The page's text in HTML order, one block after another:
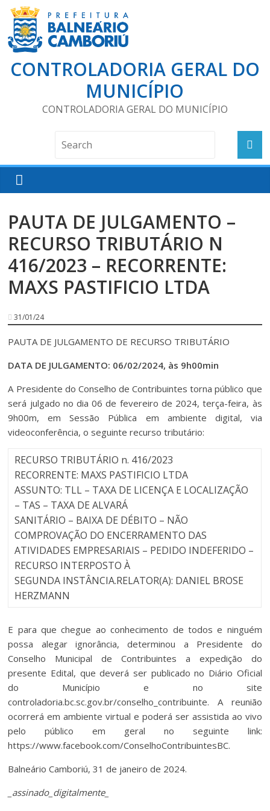
CONTROLADORIA GERAL DO
MUNICÍPIO
CONTROLADORIA GERAL DO MUNICÍPIO
PAUTA DE JULGAMENTO –
RECURSO TRIBUTÁRIO N
416/2023 – RECORRENTE:
MAXS PASTIFICIO LTDA
31/01/24
PAUTA DE JULGAMENTO DE RECURSO TRIBUTÁRIO
DATA DE JULGAMENTO: 06/02/2024, às 9h00min
A Presidente do Conselho de Contribuintes torna público que
será julgado no dia 06 de fevereiro de 2024, terça-feira, às
9h00m, em Sessão Pública em ambiente digital, via
videoconferência, o seguinte recurso tributário:
RECURSO TRIBUTÁRIO n. 416/2023
RECORRENTE: MAXS PASTIFICIO LTDA
ASSUNTO: TLL – TAXA DE LICENÇA E LOCALIZAÇÃO
– TAS – TAXA DE ALVARÁ
SANITÁRIO – BAIXA DE DÉBITO – NÃO
COMPROVAÇÃO DO ENCERRAMENTO DAS
ATIVIDADES EMPRESARIAIS – PEDIDO INDEFERIDO –
RECURSO INTERPOSTO À
SEGUNDA INSTÂNCIA.RELATOR(A): DANIEL BROSE
HERZMANN
E para que chegue ao conhecimento de todos e ninguém
possa alegar ignorância, determinou a Presidente do
Conselho Municipal de Contribuintes a expedição do
presente Edital, que deverá ser publicado no Diário Oficial
do Município e no site
controladoria.bc.sc.gov.br/conselho_contribuinte. A reunião
ocorrerá em ambiente virtual e poderá ser assistida ao vivo
pelo público em geral no seguinte link:
https://www.facebook.com/ConselhoContribuintesBC.
Balneário Camboriú, 31 de janeiro de 2024.
_assinado_digitalmente_